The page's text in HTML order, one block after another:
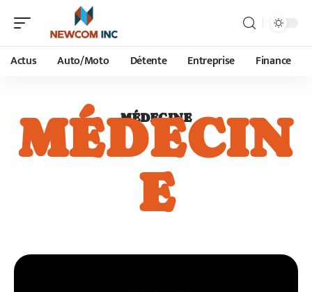
Actus Auto/Moto Détente Entreprise Finance
MÉDECINE
MÉDECIN
E